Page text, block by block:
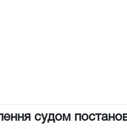
судом